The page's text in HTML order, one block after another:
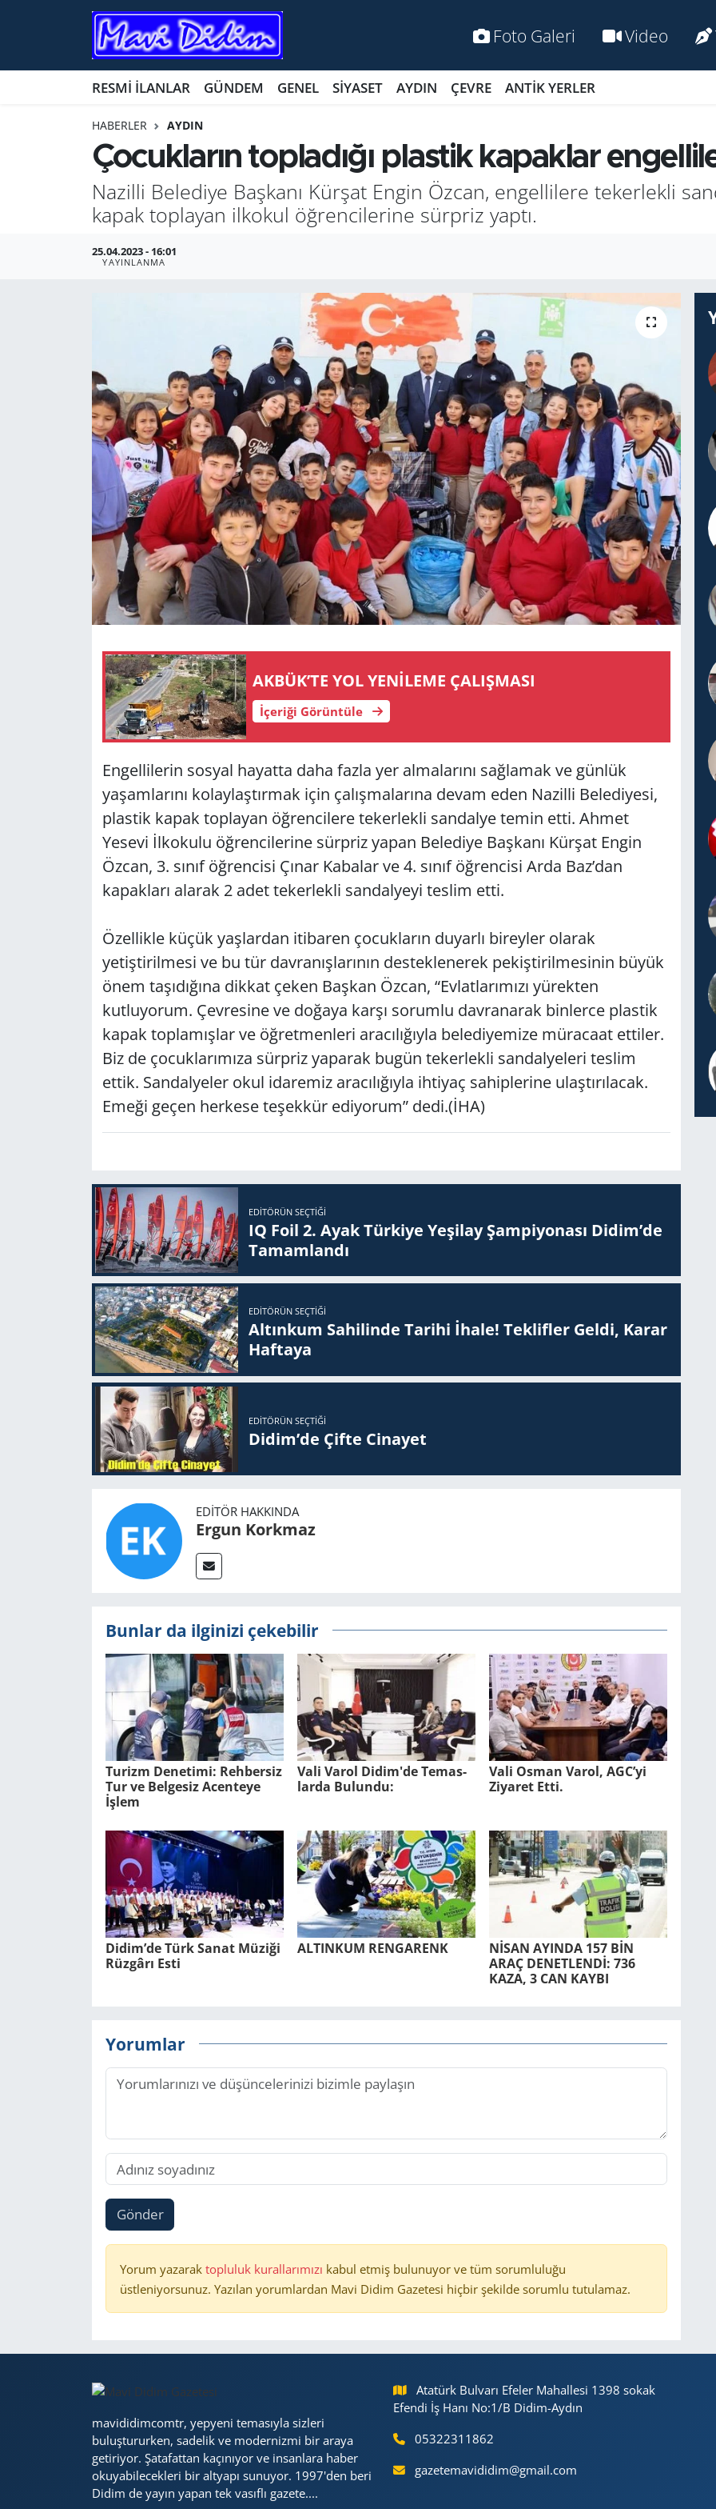
Foto Galeri Video
RESMİ İLANLAR GÜNDEM GENEL SİYASET AYDIN ÇEVRE ANTİK YERLER
HABERLER AYDIN
Çocukların topladığı plastik kapaklar
Nazilli Belediye Başkanı Kürşat Engin Özcan, engellilere tekerlekli
kapak toplayan ilkokul öğrencilerine sürpriz yaptı.
25.04.2023 - 16:01
YAYINLANMA
AKBÜK’TE YOL YENİLEME ÇALIŞMASI
İçeriği Görüntüle
Engellilerin sosyal hayatta daha fazla yer almalarını sağlamak ve günlük
yaşamlarını kolaylaştırmak için çalışmalarına devam eden Nazilli Belediyesi,
plastik kapak toplayan öğrencilere tekerlekli sandalye temin etti. Ahmet
Yesevi İlkokulu öğrencilerine sürpriz yapan Belediye Başkanı Kürşat Engin
Özcan, 3. sınıf öğrencisi Çınar Kabalar ve 4. sınıf öğrencisi Arda Baz’dan
kapakları alarak 2 adet tekerlekli sandalyeyi teslim etti.
Özellikle küçük yaşlardan itibaren çocukların duyarlı bireyler olarak
yetiştirilmesi ve bu tür davranışlarının desteklenerek pekiştirilmesinin büyük
önem taşıdığına dikkat çeken Başkan Özcan, “Evlatlarımızı yürekten
kutluyorum. Çevresine ve doğaya karşı sorumlu davranarak binlerce plastik
kapak toplamışlar ve öğretmenleri aracılığıyla belediyemize müracaat ettiler.
Biz de çocuklarımıza sürpriz yaparak bugün tekerlekli sandalyeleri teslim
ettik. Sandalyeler okul idaremiz aracılığıyla ihtiyaç sahiplerine ulaştırılacak.
Emeği geçen herkese teşekkür ediyorum” dedi.(İHA)
EDITÖRÜN SEÇTIĞI
IQ Foil 2. Ayak Tür­ki­ye Ye­şi­lay Şam­pi­yo­na­sı Didim’de
Ta­mam­lan­dı
EDITÖRÜN SEÇTIĞI
Altınkum Sahilinde Tarihi İhale! Teklifler Geldi, Karar
Haftaya
EDITÖRÜN SEÇTIĞI
Didim’de Çifte Ci­na­yet
EDITÖR HAKKINDA
Ergun Korkmaz
Bunlar da ilginizi çekebilir
Tu­rizm De­ne­ti­mi: Reh­ber­siz
Tur ve Bel­ge­siz Acen­te­ye
İşlem
Vali Varol Didim'de Te­mas­
lar­da Bu­lun­du:
Vali Osman Varol, AGC’yi
Ziyaret Etti.
Didim’de Türk Sanat Mü­zi­ği
Rüz­gâ­rı Esti
AL­TIN­KUM REN­GA­RENK
NİSAN AYIN­DA 157 BİN
ARAÇ DE­NET­LENDİ: 736
KAZA, 3 CAN KAYBI
Yorumlar
Gönder
Yorum yazarak topluluk kurallarımızı kabul etmiş bulunuyor ve tüm sorumluluğu
üstleniyorsunuz. Yazılan yorumlardan Mavi Didim Gazetesi hiçbir şekilde sorumlu tutulamaz.
mavididimcomtr, yepyeni temasıyla sizleri
buluştururken, sadelik ve modernizmi bir araya
getiriyor. Şatafattan kaçınıyor ve insanlara haber
okuyabilecekleri bir altyapı sunuyor. 1997'den beri
Didim de yayın yapan tek vasıflı gazete....
Atatürk Bulvarı Efeler Mahallesi 1398 sokak
Efendi İş Hanı No:1/B Didim-Aydın
05322311862
gazetemavididim@gmail.com
ANTİK YERLER
BİLİM VE TEKNOLOJİ
GÜNDEM
HABERDE İNSAN
KÜLTÜR SANAT
MAGAZİN
POLİTİKA
RESMİ İLANLAR
Nöbetçi Eczaneler
Namaz Vakitleri
Trafik Durumu
Süper Lig Puan Durumu ve Fikstür
Tüm Manşetler